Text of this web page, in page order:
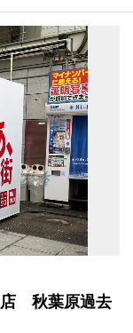
店 秋葉原過去